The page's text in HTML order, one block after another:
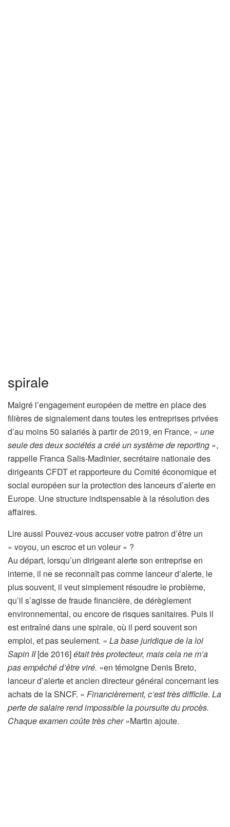
spirale
Malgré l’engagement européen de mettre en place des
filières de signalement dans toutes les entreprises privées
d’au moins 50 salariés à partir de 2019, en France, « une
seule des deux sociétés a créé un système de reporting »,
rappelle Franca Salis-Madinier, secrétaire nationale des
dirigeants CFDT et rapporteure du Comité économique et
social européen sur la protection des lanceurs d’alerte en
Europe. Une structure indispensable à la résolution des
affaires.
Lire aussi A
r
i
c
l
e
r
é
s
e
r
v
é
à
Pouvez-vous accuser votre patron d’être un
« voyou, un escroc et un voleur » ?
Au départ, lorsqu’un dirigeant alerte son entreprise en
interne, il ne se reconnaît pas comme lanceur d’alerte, le
plus souvent, il veut simplement résoudre le problème,
qu’il s’agisse de fraude financière, de dérèglement
environnemental, ou encore de risques sanitaires. Puis il
est entraîné dans une spirale, où il perd souvent son
emploi, et pas seulement. « La base juridique de la loi
Sapin II[de 2016]était très protecteur, mais cela ne m’a
pas empêché d’être viré. »en témoigne Denis Breto,
lanceur d’alerte et ancien directeur général concernant les
achats de la SNCF. « Financièrement, c’est très difficile. La
perte de salaire rend impossible la poursuite du procès.
Chaque examen coûte très cher »Martin ajoute.